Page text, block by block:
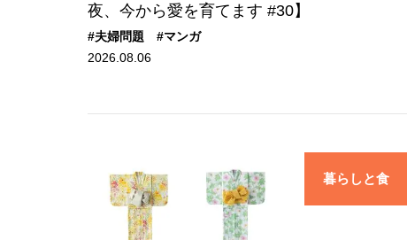
夜、今から愛を育てます #30】
#夫婦問題
#マンガ
2026.08.06
暮らしと食